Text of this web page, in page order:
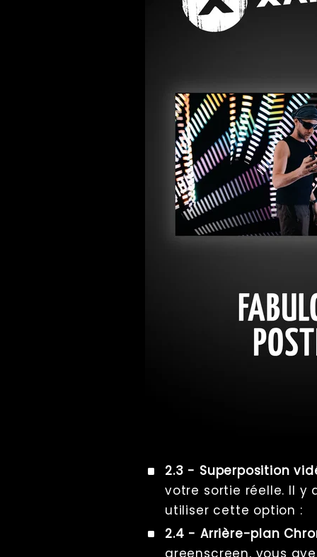
2.3 - Superposition
votre sortie réelle. Il y
utiliser cette option :
2.4 - Arrière-plan
greenscreen, vous